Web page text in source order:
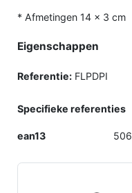
* Afmetingen 14 x 3 cm
Eigenschappen
Referentie: FLPDPI
Specifieke referenties
ean13